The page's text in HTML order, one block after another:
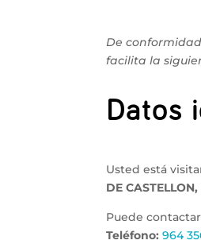
De
facilita la
Datos
Usted está
DE CASTELLON,
Puede
Teléfono: 964